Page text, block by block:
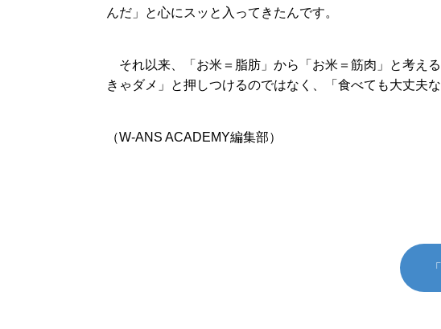
んだ」と心にスッと入ってきたんです。
それ以来、「お米＝脂肪」から「お米＝筋肉」と考え
きゃダメ」と押しつけるのではなく、「食べても大丈夫
（W-ANS ACADEMY編集部）